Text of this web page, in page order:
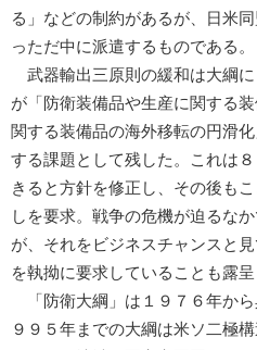
る」などの制約があるが、日米
っただ中に派遣するものである。
武器輸出三原則の緩和は大綱
が「防衛装備品や生産に関する
関する装備品の海外移転の円滑
する課題として残した。これは
きると方針を修正し、その後も
しを要求。戦争の危機が迫るな
が、それをビジネスチャンスと
を執拗に要求していることも露呈
「防衛大綱」は１９７６年から
９９５年までの大綱は米ソ二極